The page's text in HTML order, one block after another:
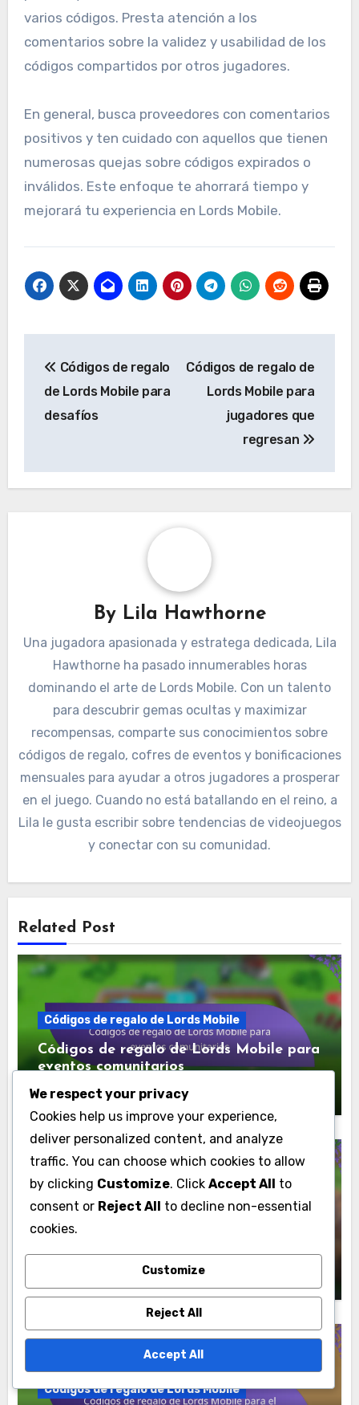
varios códigos. Presta atención a los
comentarios sobre la validez y usabilidad de los
códigos compartidos por otros jugadores.
En general, busca proveedores con comentarios
positivos y ten cuidado con aquellos que tienen
numerosas quejas sobre códigos expirados o
inválidos. Este enfoque te ahorrará tiempo y
mejorará tu experiencia en Lords Mobile.
navigation
Códigos de regalo
de Lords Mobile para
desafíos
Códigos de regalo de
Lords Mobile para
jugadores que
regresan
By Lila Hawthorne
Una jugadora apasionada y estratega dedicada, Lila
Hawthorne ha pasado innumerables horas
dominando el arte de Lords Mobile. Con un talento
para descubrir gemas ocultas y maximizar
recompensas, comparte sus conocimientos sobre
códigos de regalo, cofres de eventos y bonificaciones
mensuales para ayudar a otros jugadores a prosperar
en el juego. Cuando no está batallando en el reino, a
Lila le gusta escribir sobre tendencias de videojuegos
y conectar con su comunidad.
Related Post
Códigos de regalo de Lords Mobile
Códigos de regalo de Lords Mobile para
eventos comunitarios
Códigos de regalo de Lords Mobile
Códigos de regalo de Lords Mobile para
artículos
Lila Hawthorne 09/03/2026
Códigos de regalo de Lords Mobile
We respect your privacy
Cookies help us improve your experience,
deliver personalized content, and analyze
traffic. You can choose which cookies to allow
by clicking Customize. Click Accept All to
consent or Reject All to decline non-essential
cookies.
Customize
Reject All
Accept All